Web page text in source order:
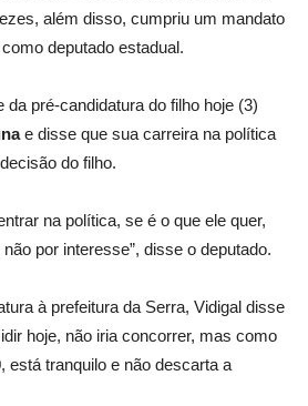
além disso, cumpriu um mandato
deputado estadual.
da pré-candidatura do filho hoje (3)
e disse que sua carreira na política
do filho.
na política, se é o que ele quer,
por interesse”, disse o deputado.
à prefeitura da Serra, Vidigal disse
hoje, não iria concorrer, mas como
está tranquilo e não descarta a